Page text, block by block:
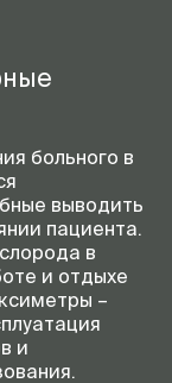
больного в
выводить
пациента.
в
и отдыхе
–
и